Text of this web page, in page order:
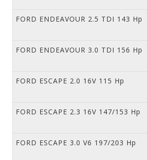
FORD ENDEAVOUR 2.5 TDI 143 Hp
FORD ENDEAVOUR 3.0 TDI 156 Hp
FORD ESCAPE 2.0 16V 115 Hp
FORD ESCAPE 2.3 16V 147/153 Hp
FORD ESCAPE 3.0 V6 197/203 Hp